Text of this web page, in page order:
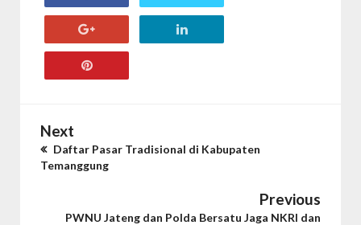
Next
Daftar Pasar Tradisional di Kabupaten
Temanggung
Previous
PWNU Jateng dan Polda Bersatu Jaga NKRI dan